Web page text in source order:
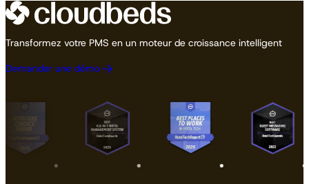
Transformez votre PMS en un moteur de croissance intelligent
Demander une démo